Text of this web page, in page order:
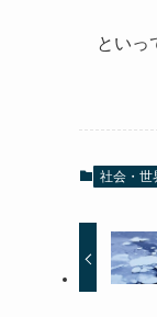
といっ
社会・世